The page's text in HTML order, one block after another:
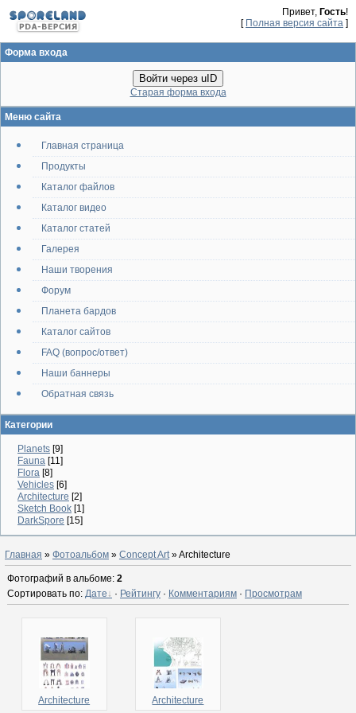
Привет, Гость!
[ Полная версия сайта ]
Форма входа
Войти через uID
Старая форма входа
Меню сайта
Главная страница
Продукты
Каталог файлов
Каталог видео
Каталог статей
Галерея
Наши творения
Форум
Планета бардов
Каталог сайтов
FAQ (вопрос/ответ)
Наши баннеры
Обратная связь
Категории
Planets [9]
Fauna [11]
Flora [8]
Vehicles [6]
Architecture [2]
Sketch Book [1]
DarkSpore [15]
Главная » Фотоальбом » Concept Art» Architecture
Фотографий в альбоме: 2
Сортировать по: Дате · Рейтингу · Комментариям · Просмотрам
Architecture Architecture